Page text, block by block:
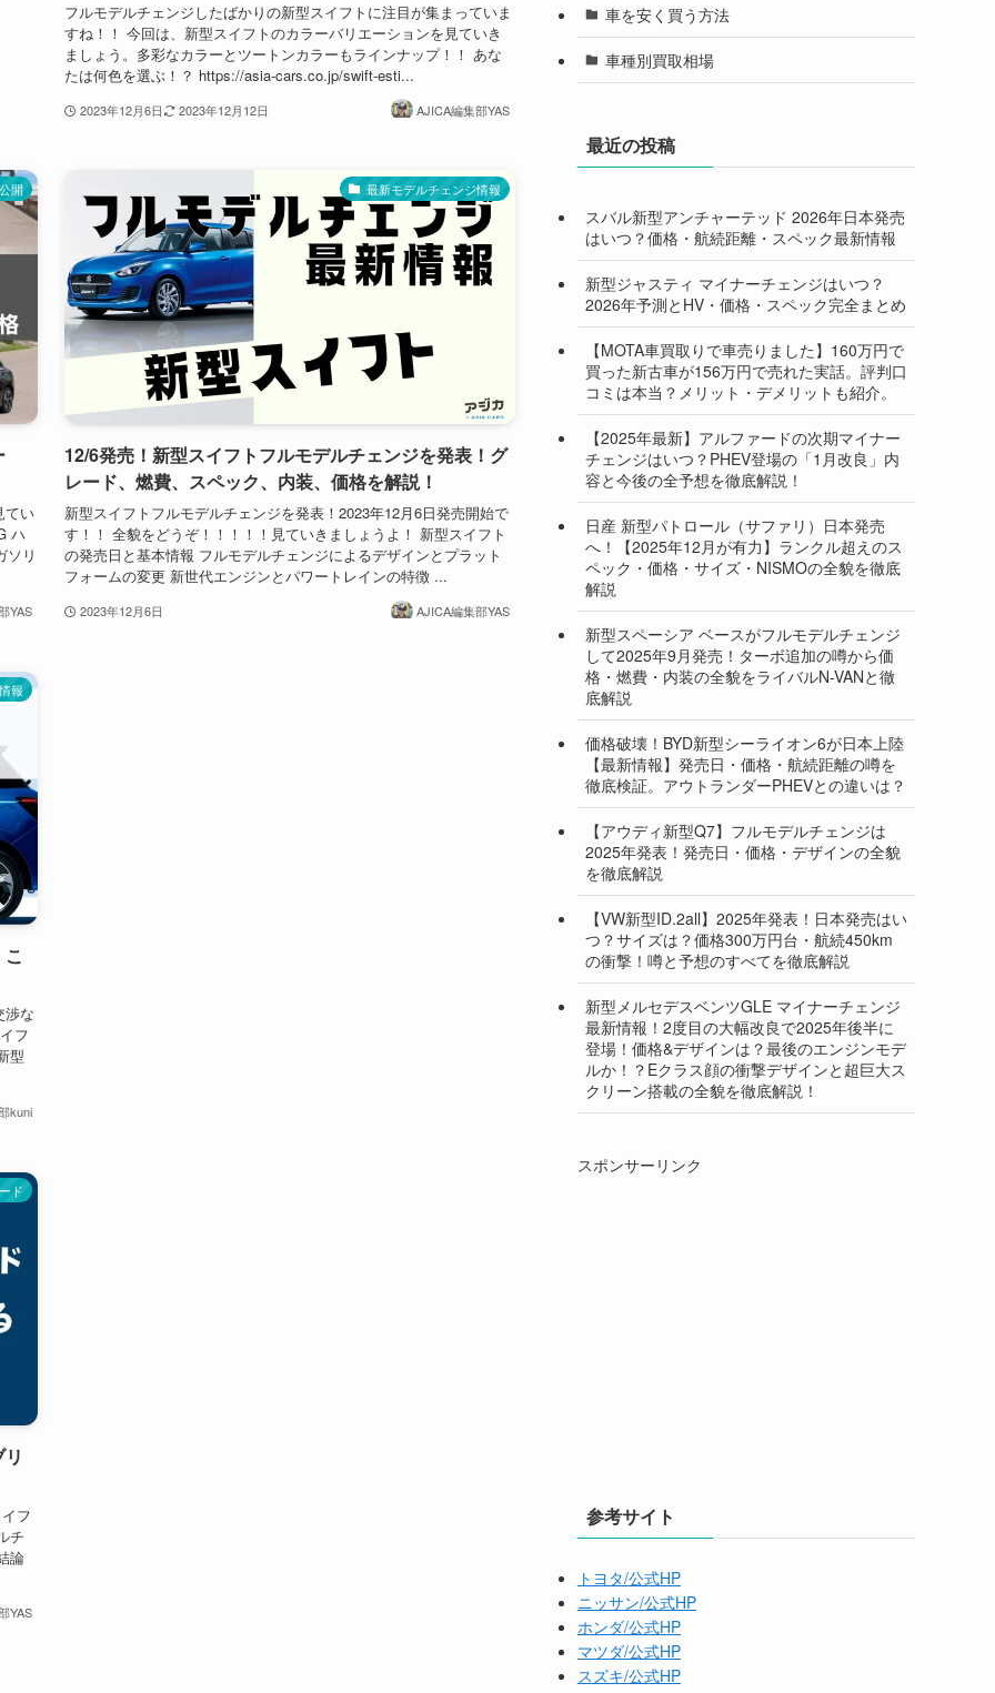
フルモデルチェンジしたばかりの新型スイフトに注目が集まっていま
すね！！ 今回は、新型スイフトのカラーバリエーションを見ていき
ましょう。多彩なカラーとツートンカラーもラインナップ！！ あな
たは何色を選ぶ！？ https://asia-cars.co.jp/swift-esti...
2023年12月6日 2023年12月12日 AJICA編集部YAS
開
てい
ハ
ソリ
YAS
最新モデルチェンジ情報
12/6発売！新型スイフトフルモデルチェンジを発表！グ
レード、燃費、スペック、内装、価格を解説！
新型スイフトフルモデルチェンジを発表！2023年12月6日発売開始で
す！！ 全貌をどうぞ！！！！！見ていきましょうよ！ 新型スイフト
の発売日と基本情報 フルモデルチェンジによるデザインとプラット
フォームの変更 新世代エンジンとパワートレインの特徴 ...
2023年12月6日 AJICA編集部YAS
報
渉な
フ
型
kuni
ド
フ
チ
論
YAS
車を安く買う方法
車種別買取相場
最近の投稿
スバル新型アンチャーテッド 2026年日本発売
はいつ？価格・航続距離・スペック最新情報
新型ジャスティ マイナーチェンジはいつ？
2026年予測とHV・価格・スペック完全まとめ
【MOTA車買取りで車売りました】160万円で
買った新古車が156万円で売れた実話。評判口
コミは本当？メリット・デメリットも紹介。
【2025年最新】アルファードの次期マイナー
チェンジはいつ？PHEV登場の「1月改良」内
容と今後の全予想を徹底解説！
日産 新型パトロール（サファリ）日本発売
へ！【2025年12月が有力】ランクル超えのス
ペック・価格・サイズ・NISMOの全貌を徹底
解説
新型スペーシア ベースがフルモデルチェンジ
して2025年9月発売！ターボ追加の噂から価
格・燃費・内装の全貌をライバルN-VANと徹
底解説
価格破壊！BYD新型シーライオン6が日本上陸
【最新情報】発売日・価格・航続距離の噂を
徹底検証。アウトランダーPHEVとの違いは？
【アウディ新型Q7】フルモデルチェンジは
2025年発表！発売日・価格・デザインの全貌
を徹底解説
【VW新型ID.2all】2025年発表！日本発売はい
つ？サイズは？価格300万円台・航続450km
の衝撃！噂と予想のすべてを徹底解説
新型メルセデスベンツGLE マイナーチェンジ
最新情報！2度目の大幅改良で2025年後半に
登場！価格&デザインは？最後のエンジンモデ
ルか！？Eクラス顔の衝撃デザインと超巨大ス
クリーン搭載の全貌を徹底解説！
スポンサーリンク
参考サイト
トヨタ/公式HP
ニッサン/公式HP
ホンダ/公式HP
マツダ/公式HP
スズキ/公式HP